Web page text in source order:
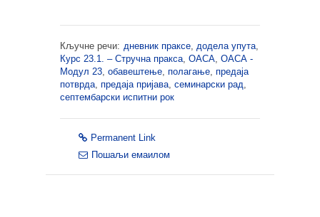
Кључне речи: дневник праксе, додела упута,
Курс 23.1. – Стручна пракса, ОАСА, ОАСА -
Модул 23, обавештење, полагање, предаја
потврда, предаја пријава, семинарски рад,
септембарски испитни рок
Permanent Link
Пошаљи емаилом